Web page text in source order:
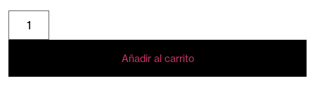
Añadir al carrito